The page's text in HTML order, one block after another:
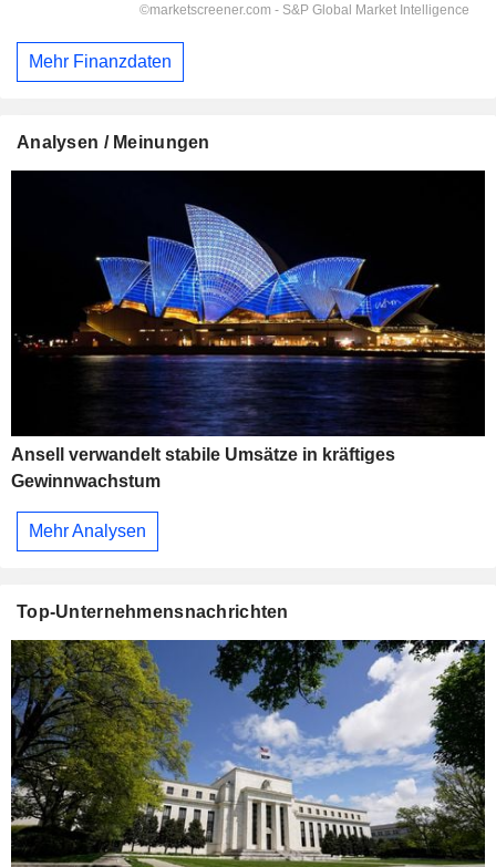
Mehr Finanzdaten
Analysen / Meinungen
Ansell verwandelt stabile Umsätze in kräftiges
Gewinnwachstum
Mehr Analysen
Top-Unternehmensnachrichten